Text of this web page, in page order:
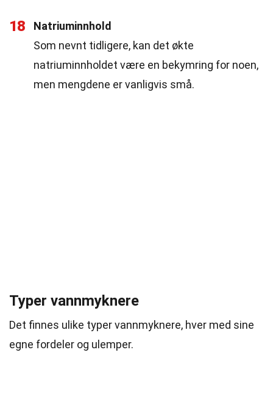
18
Natriuminnhold
Som nevnt tidligere, kan det økte
natriuminnholdet være en bekymring for noen,
men mengdene er vanligvis små.
Typer vannmyknere
Det finnes ulike typer vannmyknere, hver med sine
egne fordeler og ulemper.